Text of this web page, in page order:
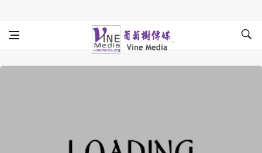
Vine Media
葡萄樹傳媒